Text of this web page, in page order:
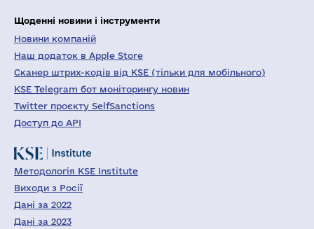
Щоденні новини і інструменти
Новини компаній
Наш додаток в Apple Store
Сканер штрих-кодів від KSE (тільки для мобільного)
KSE Telegram бот моніторингу новин
Twitter проєкту SelfSanctions
Доступ до API
Методологія KSE Institute
Виходи з Росії
Дані за 2022
Дані за 2023